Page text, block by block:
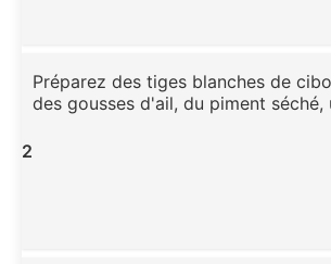
2
Préparez des tiges blanches de
des gousses d'ail, du piment